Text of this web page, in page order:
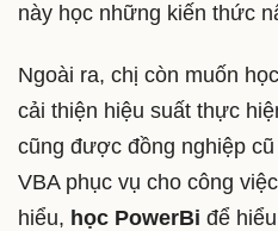
này học những kiến thức
Ngoài ra, chị còn muốn
cải thiện hiệu suất thực
cũng được đồng nghiệp
VBA phục vụ cho công
hiểu, học PowerBi để